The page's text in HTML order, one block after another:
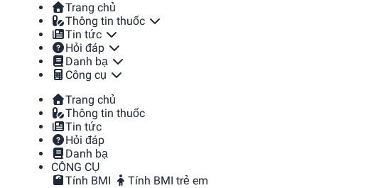
Trang chủ
Thông tin thuốc
Tin tức
Hỏi đáp
Danh bạ
Công cụ
Trang chủ
Thông tin thuốc
Tin tức
Hỏi đáp
Danh bạ
CÔNG CỤ
Tính BMI
Tính BMI trẻ em